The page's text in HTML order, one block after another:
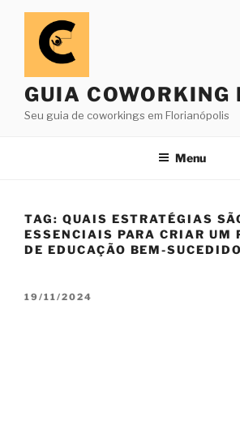
Pular
conteúdo
GUIA COWORKING
Seu guia de coworkings em Florianópolis
Menu
TAG: QUAIS ESTRATÉGIAS
ESSENCIAIS PARA CRIAR UM
DE EDUCAÇÃO BEM-
PUBLICADO
19/11/2024